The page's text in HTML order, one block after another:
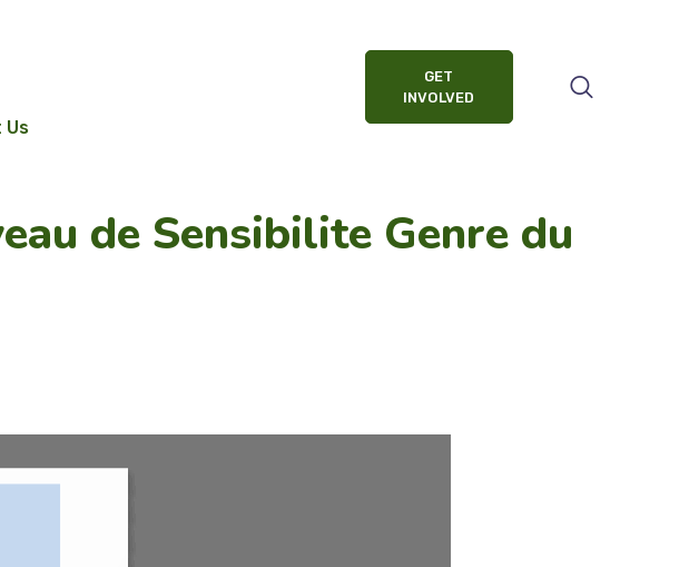
Us
GET
INVOLVED
de Sensibilite Genre du